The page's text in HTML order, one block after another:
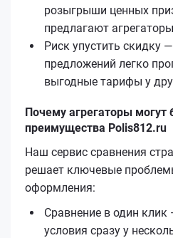
розыгрыши ценных
предлагают
Риск упустить скидку
предложений легко
выгодные тарифы у
Почему агрегаторы могут
преимущества Polis812.ru
Наш сервис сравнения
решает ключевые
оформления:
Сравнение в один
условия сразу у